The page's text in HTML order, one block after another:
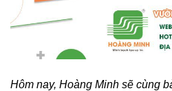
Hôm nay, Hoàng Minh sẽ cùng